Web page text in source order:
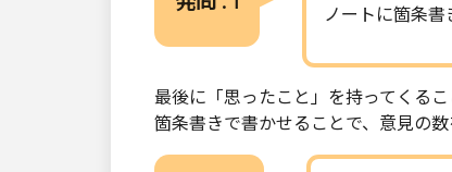
ノートに箇条書
最後に「思ったこと」を持ってくる
箇条書きで書かせることで、意見の数